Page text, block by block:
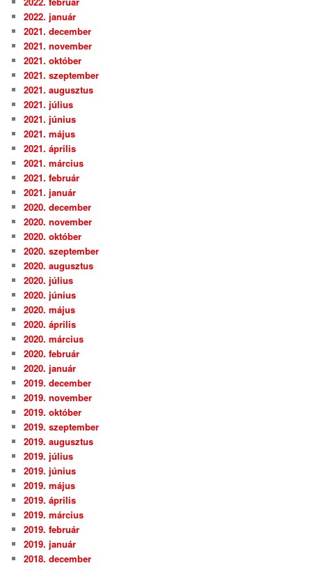
2022. január
2021. december
2021. november
2021. október
2021. szeptember
2021. augusztus
2021. július
2021. június
2021. május
2021. április
2021. március
2021. február
2021. január
2020. december
2020. november
2020. október
2020. szeptember
2020. augusztus
2020. július
2020. június
2020. május
2020. április
2020. március
2020. február
2020. január
2019. december
2019. november
2019. október
2019. szeptember
2019. augusztus
2019. július
2019. június
2019. május
2019. április
2019. március
2019. február
2019. január
2018. december